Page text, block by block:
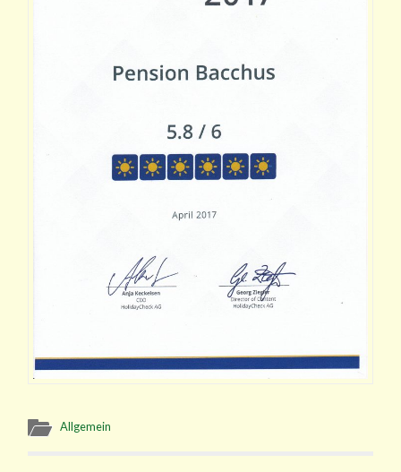
Allgemein